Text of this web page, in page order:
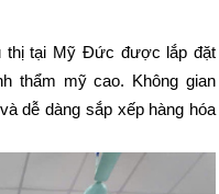
thị tại Mỹ Đức được lắp đặt
thẩm mỹ cao. Không gian
dễ dàng sắp xếp hàng hóa